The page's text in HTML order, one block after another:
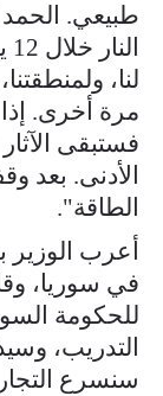
طبيعي.
لنا،
مرة أخرى.
فستبقى
الأدنى. بعد
الطاقة".
في سوريا،
للحكومة
التدريب،
سنسرع